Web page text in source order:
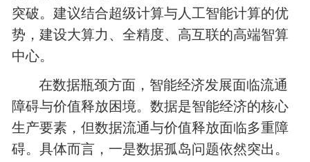
突破。建议结合超级计算与人工智能计算的优
势，建设大算力、全精度、高互联的高端智算
中心。
在数据瓶颈方面，智能经济发展面临流通
障碍与价值释放困境。数据是智能经济的核心
生产要素，但数据流通与价值释放面临多重障
碍。具体而言，一是数据孤岛问题依然突出。